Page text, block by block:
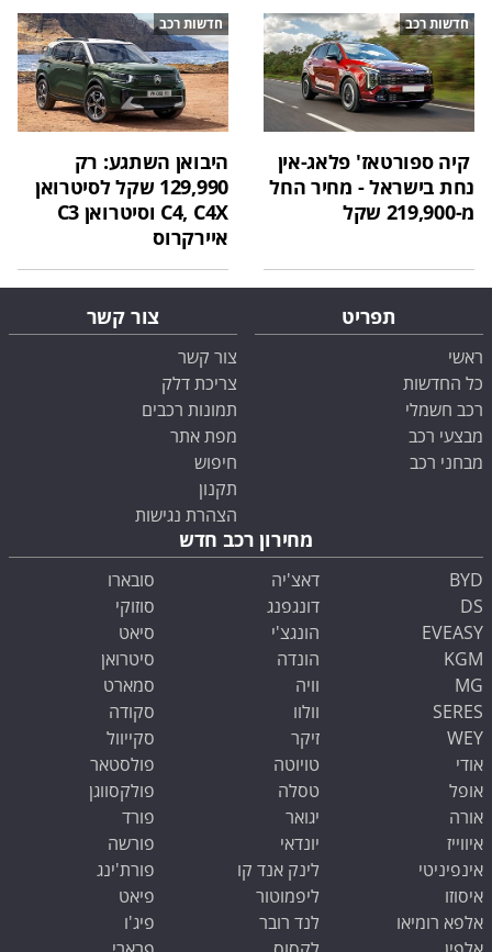
חדשות רכב
קיה ספורטאז' פלאג-אין
נחת בישראל - מחיר החל
מ-219,900 שקל
חדשות רכב
היבואן השתגע: רק
129,990 שקל לסיטרואן
C4, C4X וסיטרואן C3
איירקרוס
תפריט
ראשי
כל החדשות
רכב חשמלי
מבצעי רכב
מבחני רכב
צור קשר
צור קשר
צריכת דלק
תמונות רכבים
מפת אתר
חיפוש
תקנון
הצהרת נגישות
מחירון רכב חדש
BYD
DS
EVEASY
KGM
MG
SERES
WEY
אודי
אופל
אורה
איווייז
אינפיניטי
איסוזו
אלפא רומיאו
דאצ'יה
דונגפנג
הונגצ'י
הונדה
וויה
וולוו
זיקר
טויוטה
טסלה
יגואר
יונדאי
לינק אנד קו
ליפמוטור
לנד רובר
סובארו
סוזוקי
סיאט
סיטרואן
סמארט
סקודה
סקייוול
פולסטאר
פולקסווגן
פורד
פורשה
פורת'ינג
פיאט
פיג'ו